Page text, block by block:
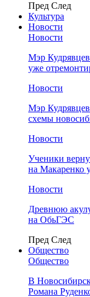
Пред След
Культура
Новости
Новости
Мэр
уже
Новости
Мэр
схемы
Новости
Ученики
на Макаренко
Новости
Древнюю
на ОбьГЭС
Пред След
Общество
Общество
В
Романа